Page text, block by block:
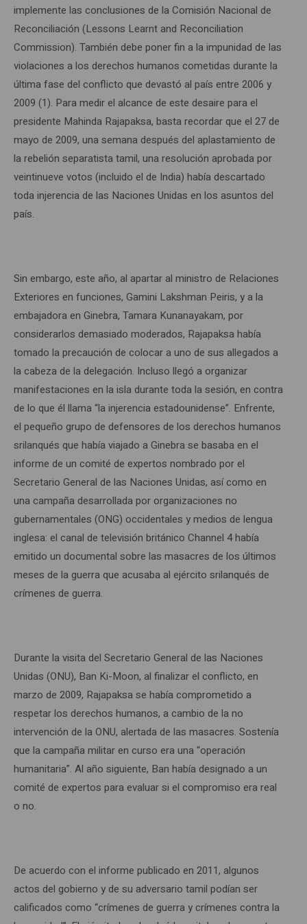
implemente las conclusiones de la Comisión Nacional de
Reconciliación (Lessons Learnt and Reconciliation
Commission). También debe poner fin a la impunidad de las
violaciones a los derechos humanos cometidas durante la
última fase del conflicto que devastó al país entre 2006 y
2009 (1). Para medir el alcance de este desaire para el
presidente Mahinda Rajapaksa, basta recordar que el 27 de
mayo de 2009, una semana después del aplastamiento de
la rebelión separatista tamil, una resolución aprobada por
veintinueve votos (incluido el de India) había descartado
toda injerencia de las Naciones Unidas en los asuntos del
país.
Sin embargo, este año, al apartar al ministro de Relaciones
Exteriores en funciones, Gamini Lakshman Peiris, y a la
embajadora en Ginebra, Tamara Kunanayakam, por
considerarlos demasiado moderados, Rajapaksa había
tomado la precaución de colocar a uno de sus allegados a
la cabeza de la delegación. Incluso llegó a organizar
manifestaciones en la isla durante toda la sesión, en contra
de lo que él llama “la injerencia estadounidense”. Enfrente,
el pequeño grupo de defensores de los derechos humanos
srilanqués que había viajado a Ginebra se basaba en el
informe de un comité de expertos nombrado por el
Secretario General de las Naciones Unidas, así como en
una campaña desarrollada por organizaciones no
gubernamentales (ONG) occidentales y medios de lengua
inglesa: el canal de televisión británico Channel 4 había
emitido un documental sobre las masacres de los últimos
meses de la guerra que acusaba al ejército srilanqués de
crímenes de guerra.
Durante la visita del Secretario General de las Naciones
Unidas (ONU), Ban Ki-Moon, al finalizar el conflicto, en
marzo de 2009, Rajapaksa se había comprometido a
respetar los derechos humanos, a cambio de la no
intervención de la ONU, alertada de las masacres. Sostenía
que la campaña militar en curso era una “operación
humanitaria”. Al año siguiente, Ban había designado a un
comité de expertos para evaluar si el compromiso era real
o no.
De acuerdo con el informe publicado en 2011, algunos
actos del gobierno y de su adversario tamil podían ser
calificados como “crímenes de guerra y crímenes contra la